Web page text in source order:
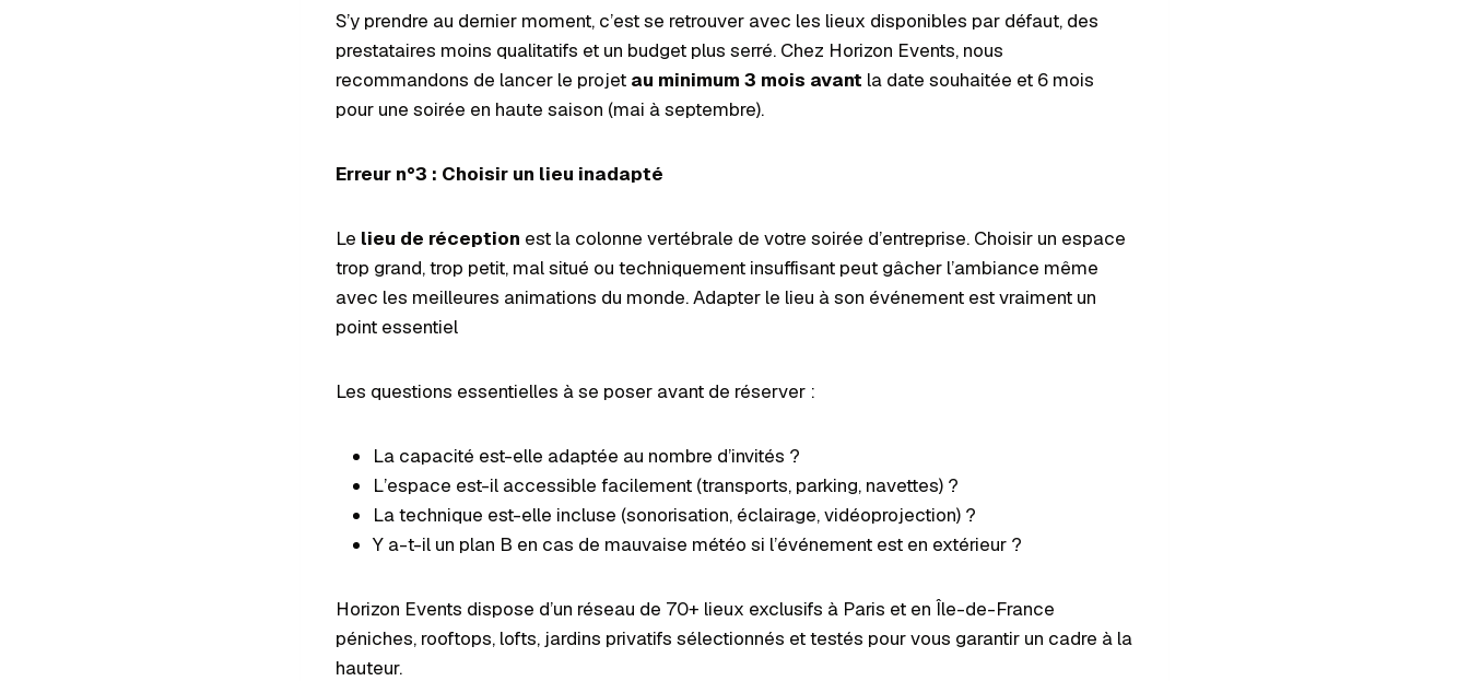
S’y prendre au dernier moment, c’est se retrouver avec les lieux disponibles par défaut, des
prestataires moins qualitatifs et un budget plus serré. Chez Horizon Events, nous
recommandons de lancer le projet au minimum 3 mois avant la date souhaitée et 6 mois
pour une soirée en haute saison (mai à septembre).
Erreur n°3 : Choisir un lieu inadapté
Le lieu de réception est la colonne vertébrale de votre soirée d’entreprise. Choisir un espace
trop grand, trop petit, mal situé ou techniquement insuffisant peut gâcher l’ambiance même
avec les meilleures animations du monde. Adapter le lieu à son événement est vraiment un
point essentiel
Les questions essentielles à se poser avant de réserver :
La capacité est-elle adaptée au nombre d’invités ?
L’espace est-il accessible facilement (transports, parking, navettes) ?
La technique est-elle incluse (sonorisation, éclairage, vidéoprojection) ?
Y a-t-il un plan B en cas de mauvaise météo si l’événement est en extérieur ?
Horizon Events dispose d’un réseau de 70+ lieux exclusifs à Paris et en Île-de-France
péniches, rooftops, lofts, jardins privatifs sélectionnés et testés pour vous garantir un cadre à la
hauteur.